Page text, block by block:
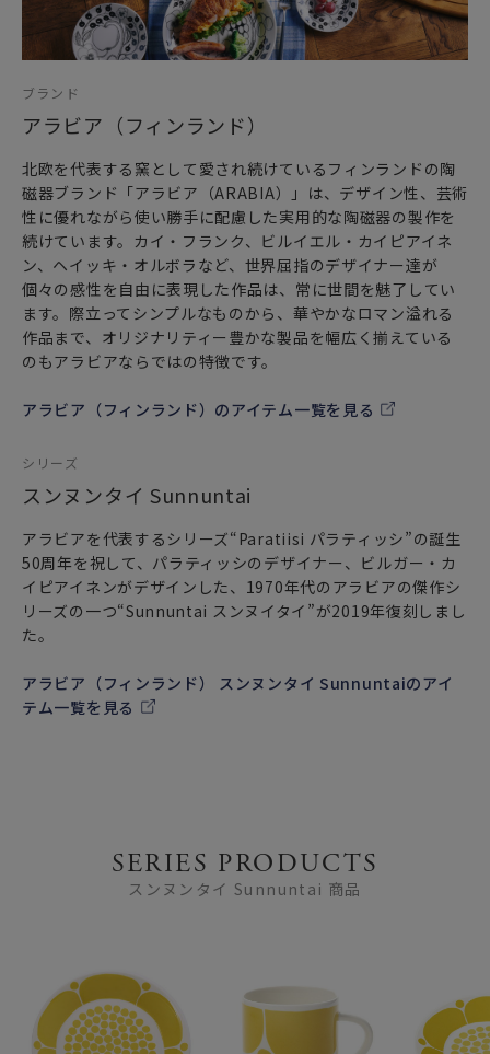
ブランド
アラビア（フィンランド）
北欧を代表する窯として愛され続けているフィンランドの陶
磁器ブランド「アラビア（ARABIA）」は、デザイン性、芸術
性に優れながら使い勝手に配慮した実用的な陶磁器の製作を
続けています。カイ・フランク、ビルイエル・カイピアイネ
ン、ヘイッキ・オルボラなど、世界屈指のデザイナー達が
個々の感性を自由に表現した作品は、常に世間を魅了してい
ます。際立ってシンプルなものから、華やかなロマン溢れる
作品まで、オリジナリティー豊かな製品を幅広く揃えている
のもアラビアならではの特徴です。
アラビア（フィンランド）のアイテム一覧を見る
シリーズ
スンヌンタイ Sunnuntai
アラビアを代表するシリーズ“Paratiisi パラティッシ”の誕生
50周年を祝して、パラティッシのデザイナー、ビルガー・カ
イピアイネンがデザインした、1970年代のアラビアの傑作シ
リーズの一つ“Sunnuntai スンヌイタイ”が2019年復刻しまし
た。
アラビア（フィンランド） スンヌンタイ Sunnuntaiのアイ
テム一覧を見る
SERIES PRODUCTS
スンヌンタイ Sunnuntai 商品